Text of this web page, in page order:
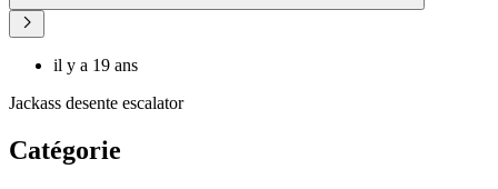
il y a 19 ans
Jackass desente escalator
Catégorie